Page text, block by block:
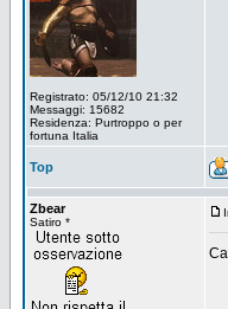
Registrato: 05/12/10 21:32
Messaggi: 15682
Residenza: Purtroppo o per
fortuna Italia
Top
Zbear
Satiro *